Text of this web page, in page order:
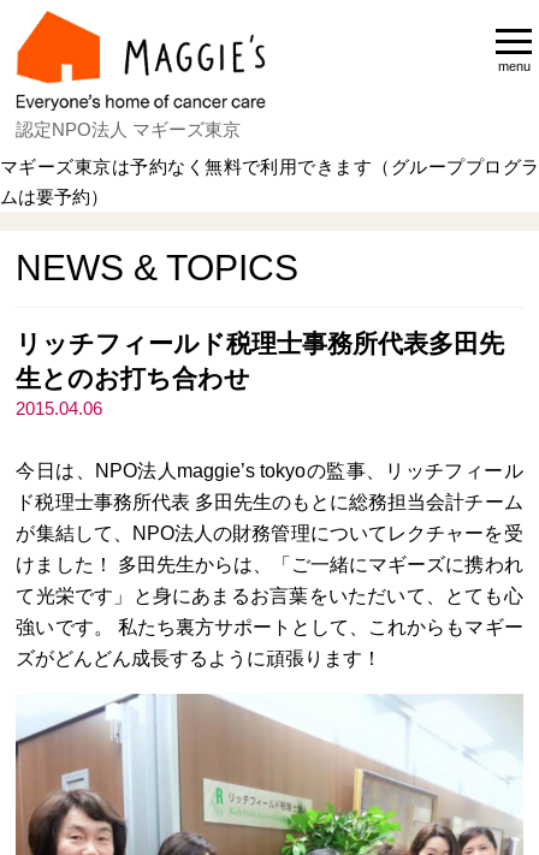
認定NPO法人 マギーズ東京
menu
マギーズ東京は予約なく無料で利用できます（グループプログラ
ムは要予約）
NEWS & TOPICS
リッチフィールド税理士事務所代表多田先
生とのお打ち合わせ
2015.04.06
今日は、NPO法人maggie’s tokyoの監事、リッチフィール
ド税理士事務所代表 多田先生のもとに総務担当会計チーム
が集結して、NPO法人の財務管理についてレクチャーを受
けました！ 多田先生からは、「ご一緒にマギーズに携われ
て光栄です」と身にあまるお言葉をいただいて、とても心
強いです。 私たち裏方サポートとして、これからもマギー
ズがどんどん成長するように頑張ります！